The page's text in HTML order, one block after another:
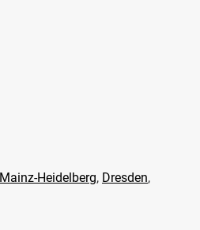
Mainz-Heidelberg, Dresden,